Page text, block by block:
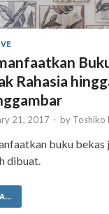
Rahasia
21, 2017 - by Toshiko
buku bekas
dibuat.